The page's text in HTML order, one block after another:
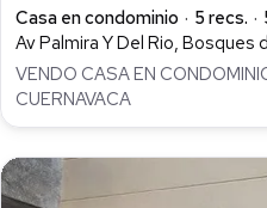
Casa en condominio
5 recs.
Av Palmira Y Del Rio, Bosques
VENDO CASA EN
CUERNAVACA